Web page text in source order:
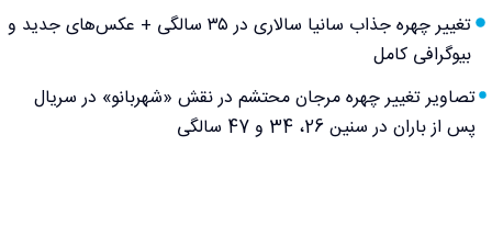
تغییر چهره جذاب سانیا سالاری در ۳۵ سالگی + عکس‌های جدید و
بیوگرافی کامل
تصاویر تغییر چهره مرجان محتشم در نقش «شهربانو» در سریال
پس از باران در سنین 26، 34 و 47 سالگی